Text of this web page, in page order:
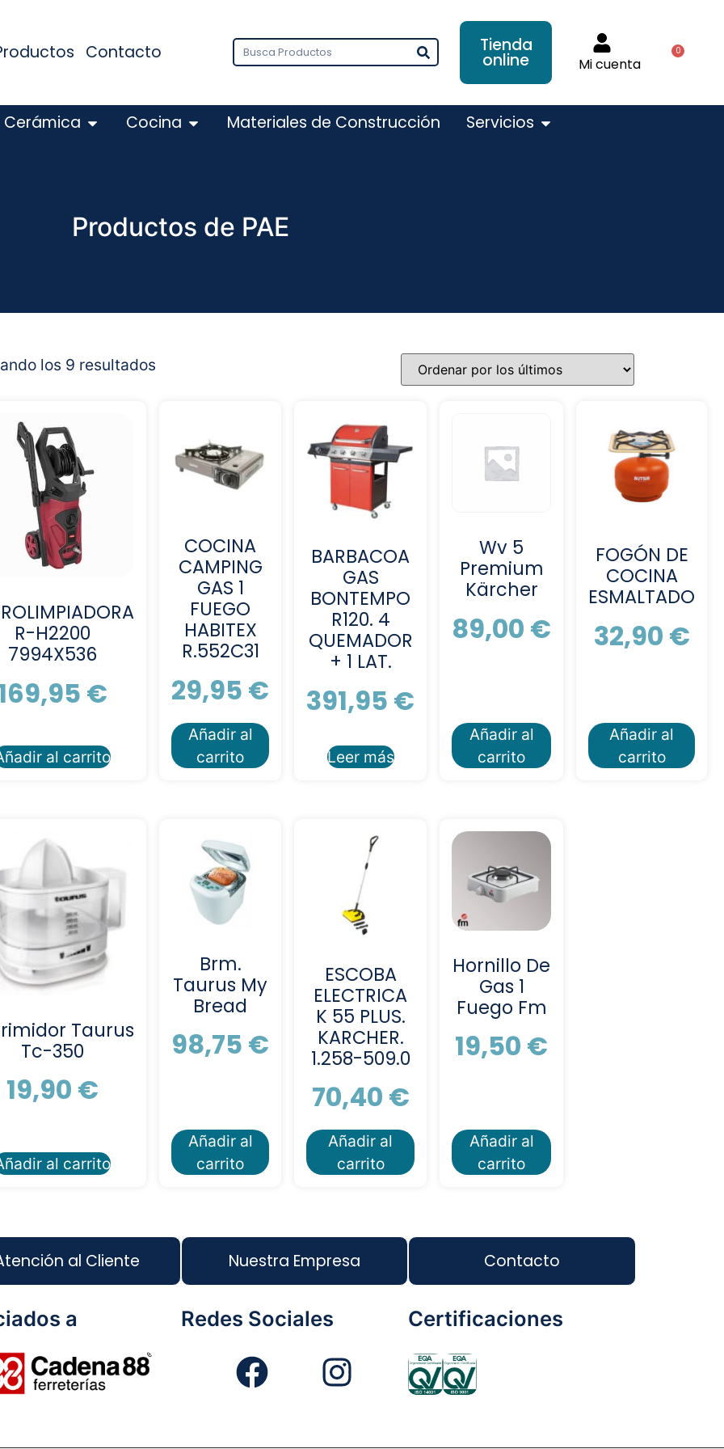
Contacto Tienda
online Mi cuenta
0
Cerámica Cocina Materiales de Construcción Servicios
Productos de PAE
los 9 resultados
R-H2200
7994X536
€
al carrito
COCINA
CAMPING
GAS 1
FUEGO
HABITEX
R.552C31
29,95 €
Añadir al
carrito
BARBACOA
GAS
BONTEMPO
R120. 4
QUEMADOR
+ 1 LAT.
391,95 €
Leer más
Wv 5
Premium
Kärcher
89,00 €
Añadir al
carrito
FOGÓN DE
COCINA
ESMALTADO
32,90 €
Añadir al
carrito
Taurus
Tc-350
19,90 €
al carrito
Brm.
Taurus My
Bread
98,75 €
Añadir al
carrito
ESCOBA
ELECTRICA
K 55 PLUS.
KARCHER.
1.258-509.0
70,40 €
Añadir al
carrito
Hornillo De
Gas 1
Fuego Fm
19,50 €
Añadir al
carrito
al Cliente
a
Nuestra Empresa
Redes Sociales
Contacto
Certificaciones